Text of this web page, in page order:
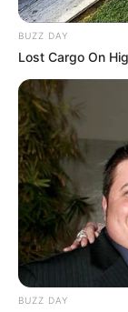
BUZZ DAY
Lost Cargo On
BUZZ DAY